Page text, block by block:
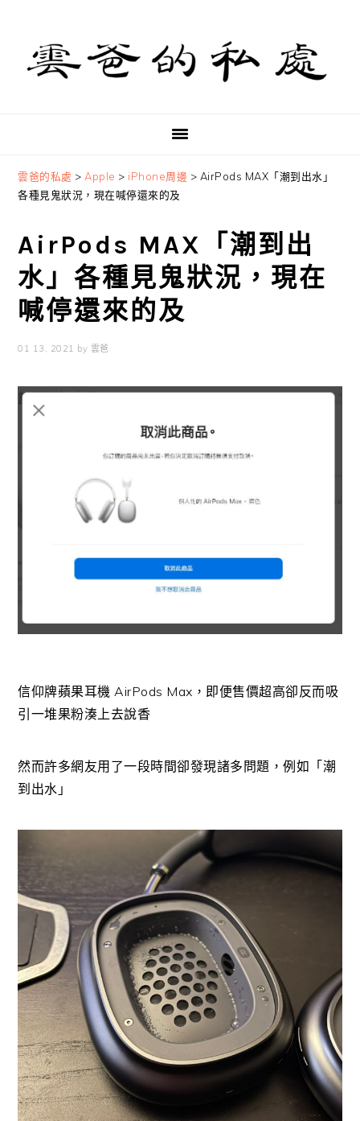
primary
navigation
content
primary
sidebar
雲爸的私處 > Apple > iPhone周邊 > AirPods MAX「潮到出水」
各種見鬼狀況，現在喊停還來的及
AirPods MAX「潮到出
水」各種見鬼狀況，現在
喊停還來的及
01 13, 2021 by 雲爸
信仰牌蘋果耳機 AirPods Max，即便售價超高卻反而吸
引一堆果粉湊上去說香
然而許多網友用了一段時間卻發現諸多問題，例如「潮
到出水」